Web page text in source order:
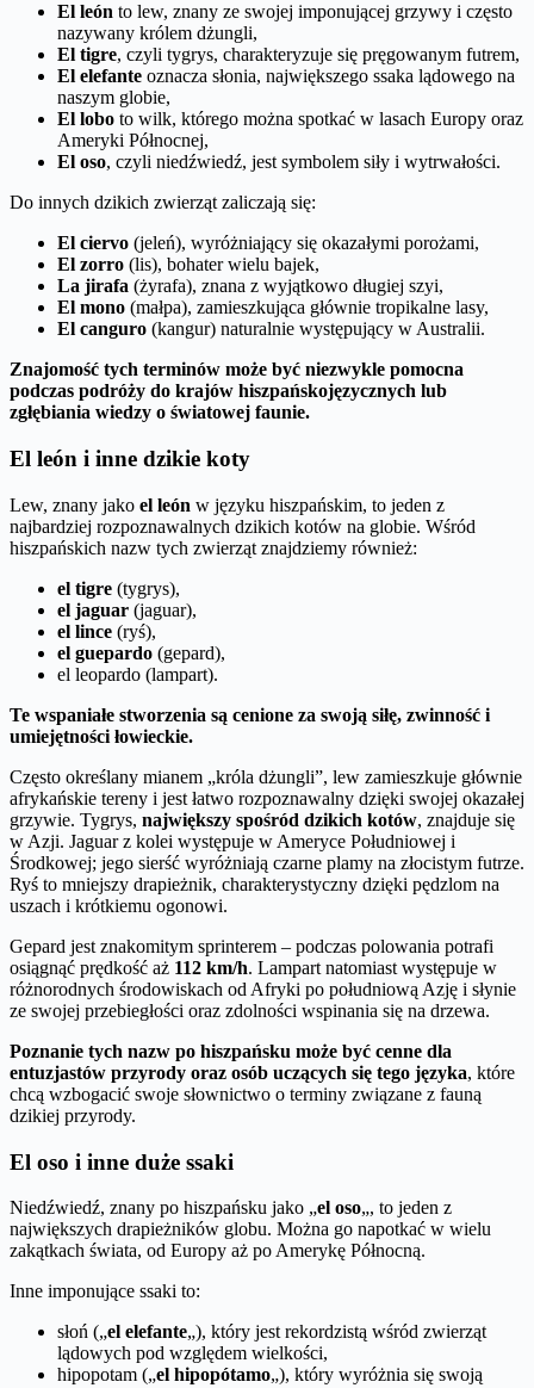
El león to lew, znany ze swojej imponującej grzywy i często
nazywany królem dżungli,
El tigre, czyli tygrys, charakteryzuje się pręgowanym futrem,
El elefante oznacza słonia, największego ssaka lądowego na
naszym globie,
El lobo to wilk, którego można spotkać w lasach Europy oraz
Ameryki Północnej,
El oso, czyli niedźwiedź, jest symbolem siły i wytrwałości.
Do innych dzikich zwierząt zaliczają się:
El ciervo (jeleń), wyróżniający się okazałymi porożami,
El zorro (lis), bohater wielu bajek,
La jirafa (żyrafa), znana z wyjątkowo długiej szyi,
El mono (małpa), zamieszkująca głównie tropikalne lasy,
El canguro (kangur) naturalnie występujący w Australii.
Znajomość tych terminów może być niezwykle pomocna
podczas podróży do krajów hiszpańskojęzycznych lub
zgłębiania wiedzy o światowej faunie.
El león i inne dzikie koty
Lew, znany jako el león w języku hiszpańskim, to jeden z
najbardziej rozpoznawalnych dzikich kotów na globie. Wśród
hiszpańskich nazw tych zwierząt znajdziemy również:
el tigre (tygrys),
el jaguar (jaguar),
el lince (ryś),
el guepardo (gepard),
el leopardo (lampart).
Te wspaniałe stworzenia są cenione za swoją siłę, zwinność i
umiejętności łowieckie.
Często określany mianem „króla dżungli”, lew zamieszkuje głównie
afrykańskie tereny i jest łatwo rozpoznawalny dzięki swojej okazałej
grzywie. Tygrys, największy spośród dzikich kotów, znajduje się
w Azji. Jaguar z kolei występuje w Ameryce Południowej i
Środkowej; jego sierść wyróżniają czarne plamy na złocistym futrze.
Ryś to mniejszy drapieżnik, charakterystyczny dzięki pędzlom na
uszach i krótkiemu ogonowi.
Gepard jest znakomitym sprinterem – podczas polowania potrafi
osiągnąć prędkość aż 112 km/h. Lampart natomiast występuje w
różnorodnych środowiskach od Afryki po południową Azję i słynie
ze swojej przebiegłości oraz zdolności wspinania się na drzewa.
Poznanie tych nazw po hiszpańsku może być cenne dla
entuzjastów przyrody oraz osób uczących się tego języka, które
chcą wzbogacić swoje słownictwo o terminy związane z fauną
dzikiej przyrody.
El oso i inne duże ssaki
Niedźwiedź, znany po hiszpańsku jako „el oso„, to jeden z
największych drapieżników globu. Można go napotkać w wielu
zakątkach świata, od Europy aż po Amerykę Północną.
Inne imponujące ssaki to:
słoń („el elefante„), który jest rekordzistą wśród zwierząt
lądowych pod względem wielkości,
hipopotam („el hipopótamo„), który wyróżnia się swoją